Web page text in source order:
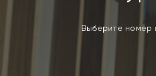
Выберите номер